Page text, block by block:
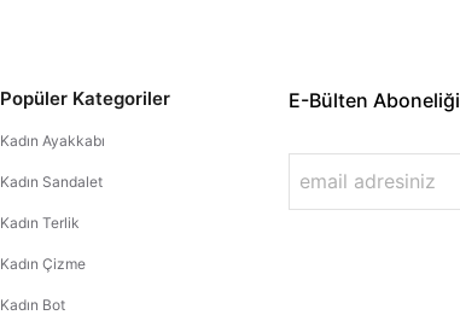
Popüler Kategoriler
Kadın Ayakkabı
Kadın Sandalet
Kadın Terlik
Kadın Çizme
Kadın Bot
E-Bülten Aboneliği